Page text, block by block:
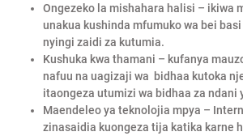
Ongezeko la mishahara halisi – ikiwa
unakua kushinda mfumuko wa bei
nyingi zaidi za kutumia.
Kushuka kwa thamani – kufanya
nafuu na uagizaji wa bidhaa kutoka
itaongeza utumizi wa bidhaa za ndani
Maendeleo ya teknolojia mpya –
zinasaidia kuongeza tija katika karne